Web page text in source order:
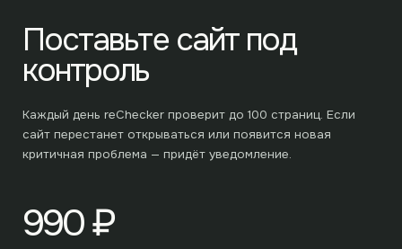
Поставьте сайт под
контроль
Каждый день reChecker проверит до 100 страниц. Если
сайт перестанет открываться или появится новая
критичная проблема — придёт уведомление.
990₽